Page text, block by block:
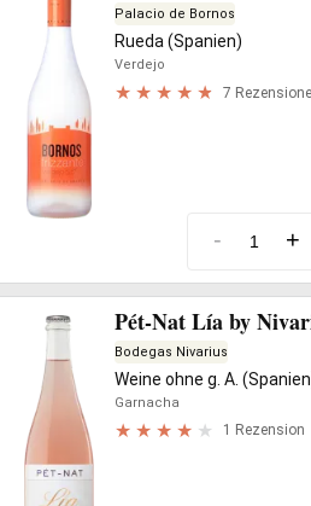
Palacio de Bornos
Rueda (Spanien)
Verdejo
7
- +
Pét-Nat Lía by
Bodegas Nivarius
Weine ohne g. A.
Garnacha
1 Rezension